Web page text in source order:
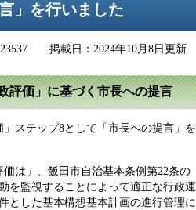
」を行いました
掲載日：2024年10月8日更新
評価」に基づく市長への提言
ステップ8として「市長への提言」を
は」、飯田市自治基本条例第22条の
を監視することによって適正な行政運
とした基本構想基本計画の進行管理に